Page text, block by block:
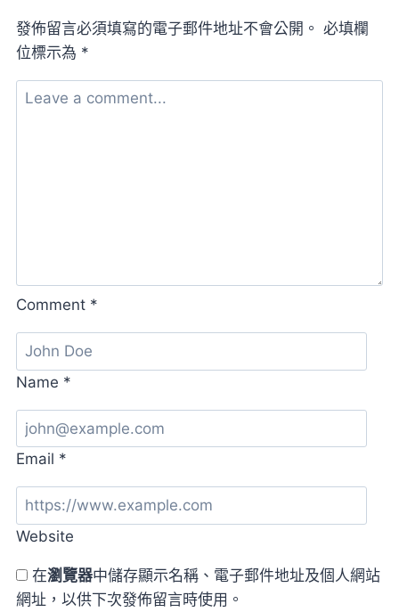
夏
洛
•
卡
發佈留言必須填寫的電子郵件地址不會公開。 必填欄
位標示為 *
Comment *
Name *
Email *
Website
在瀏覽器中儲存顯示名稱、電子郵件地址及個人網站
網址，以供下次發佈留言時使用。